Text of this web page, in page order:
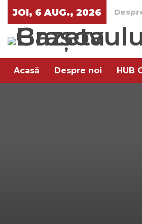
JOI, 6 AUG., 2026
Acasă Despre noi HUB